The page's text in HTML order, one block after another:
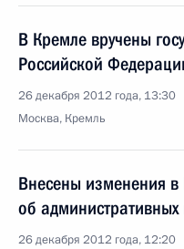
В Кремле вручены
Российской
26 декабря 2012 года, 13:30
Москва, Кремль
Внесены изменения в
об
26 декабря 2012 года, 12:20